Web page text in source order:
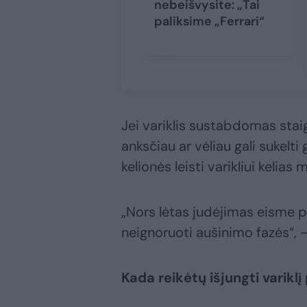
nebeišvysite: „Tai
paliksime „Ferrari“
Jei variklis sustabdomas
anksčiau ar vėliau gali
kelionės leisti varikliui kelias
„Nors lėtas judėjimas eisme
neignoruoti aušinimo fazės“,
Kada reikėtų išjungti variklį